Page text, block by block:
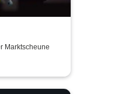
Marktscheune